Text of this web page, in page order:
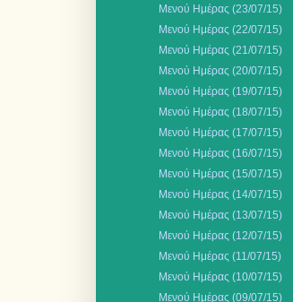
Μενού Ημέρας (23/07/15)
Μενού Ημέρας (22/07/15)
Μενού Ημέρας (21/07/15)
Μενού Ημέρας (20/07/15)
Μενού Ημέρας (19/07/15)
Μενού Ημέρας (18/07/15)
Μενού Ημέρας (17/07/15)
Μενού Ημέρας (16/07/15)
Μενού Ημέρας (15/07/15)
Μενού Ημέρας (14/07/15)
Μενού Ημέρας (13/07/15)
Μενού Ημέρας (12/07/15)
Μενού Ημέρας (11/07/15)
Μενού Ημέρας (10/07/15)
Μενού Ημέρας (09/07/15)